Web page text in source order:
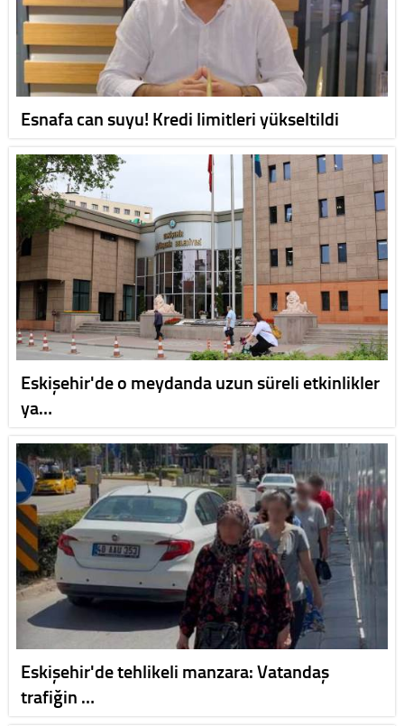
Esnafa can suyu! Kredi limitleri yükseltildi
Eskişehir'de o meydanda uzun süreli etkinlikler
ya…
Eskişehir'de tehlikeli manzara: Vatandaş
trafiğin …